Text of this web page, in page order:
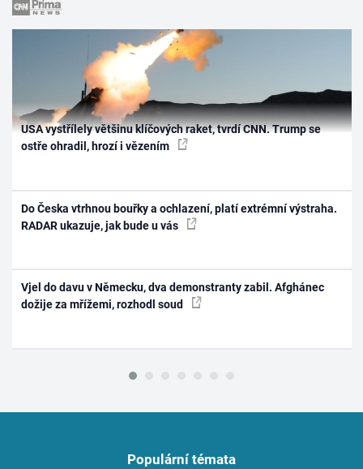
USA vystřílely většinu klíčových raket, tvrdí CNN. Trump se
ostře ohradil, hrozí i vězením
Do Česka vtrhnou bouřky a ochlazení, platí extrémní výstraha.
RADAR ukazuje, jak bude u vás
Vjel do davu v Německu, dva demonstranty zabil. Afghánec
dožije za mřížemi, rozhodl soud
Populární témata